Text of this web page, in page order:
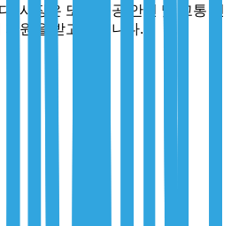
. 시장은 또한 공공 안전 및 교통 인
지원을 받고 있습니다.